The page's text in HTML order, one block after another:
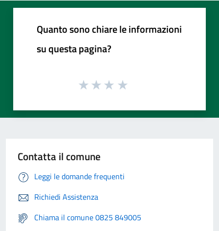
Quanto sono chiare le informazioni
su questa pagina?
Contatta il comune
Leggi le domande frequenti
Richiedi Assistenza
Chiama il comune 0825 849005